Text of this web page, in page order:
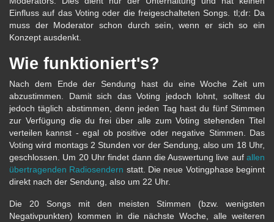
Einfluss auf das Voting oder die freigeschalteten Songs. tl;dr: Da
muss der Moderator schon durch sein, wenn er sich so ein
Konzept ausdenkt.
Wie funktioniert's?
Nach dem Ende der Sendung hast du eine Woche Zeit um
abzustimmen. Damit sich das Voting jedoch lohnt, solltest du
jedoch täglich abstimmen, denn jeden Tag hast du fünf Stimmen
zur Verfügung die du frei über alle zum Voting stehenden Titel
verteilen kannst - egal ob positive oder negative Stimmen. Das
Voting wird montags 2 Stunden vor der Sendung, also um 18 Uhr,
geschlossen. Um 20 Uhr findet dann die Auswertung live auf allen
übertragenden Radiosendern statt. Die neue Votingphase beginnt
direkt nach der Sendung, also um 22 Uhr.
Die 20 Songs mit den meisten Stimmen (bzw. wenigsten
Negativpunkten) kommen in die nächste Woche, alle weiteren